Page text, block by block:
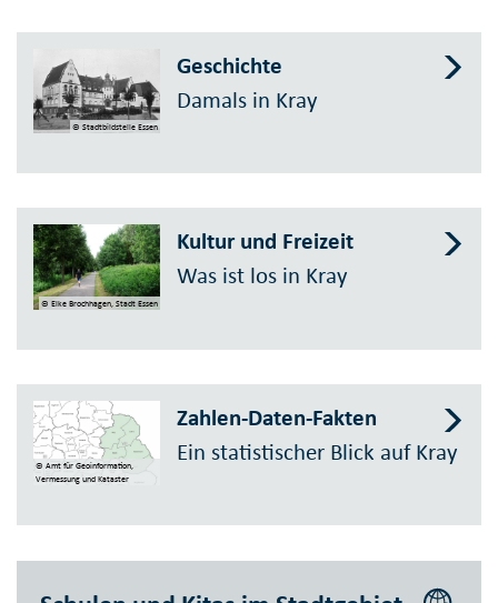
© Stadtbildstelle Essen
Geschichte
Damals in Kray
© Elke Brochhagen, Stadt Essen
Kultur und Freizeit
Was ist los in Kray
© Amt für Geoinformation,
Vermessung und Kataster
Zahlen-Daten-Fakten
Ein statistischer Blick auf Kray